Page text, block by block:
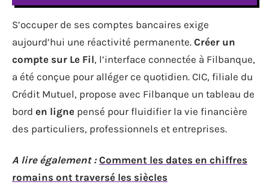
S’occuper de ses comptes bancaires exige
aujourd’hui une réactivité permanente. Créer un
compte sur Le Fil, l’interface connectée à Filbanque,
a été conçue pour alléger ce quotidien. CIC, filiale du
Crédit Mutuel, propose avec Filbanque un tableau de
bord en ligne pensé pour fluidifier la vie financière
des particuliers, professionnels et entreprises.
A lire également : Comment les dates en chiffres
romains ont traversé les siècles